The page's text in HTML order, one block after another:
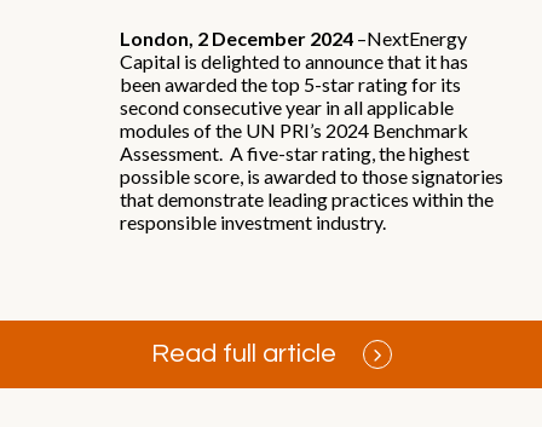
Strategia d'Investimento
Come operiamo
Dove operiamo
Track record
Sostenibilità e ESG
Impatto
Aree di intervento
Filiera di approvvigionamento
London, 2 December 2024–NextEnergy
Capital is delighted to announce that it has
been awarded the top 5-star rating for its
second consecutive year in all applicable
modules of the UN PRI’s 2024 Benchmark
Assessment. A five-star rating, the highest
possible score, is awarded to those signatories
that demonstrate leading practices within the
responsible investment industry.
Read full article